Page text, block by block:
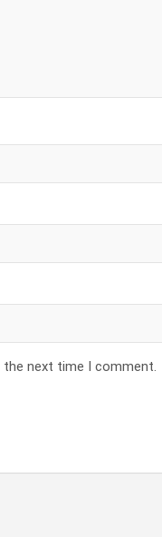
the next time I comment.